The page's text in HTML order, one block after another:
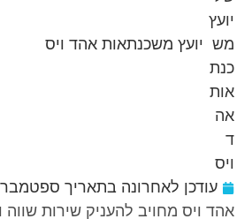
משכנתאות אהד ויס
לאחרונה בתאריךספטמבר 11, 2023
מחויב להעניק שירות שווה ונגיש לכל